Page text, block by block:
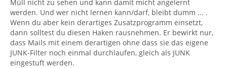
Müll nicht zu sehen und kann damit micht angelernt
werden. Und wer nicht lernen kann/darf, bleibt dumm ... .
Wenn du aber kein derartiges Zusatzprogramm einsetzt,
dann solltest du diesen Haken rausnehmen. Er bewirkt nur,
dass Mails mit einem derartigen ohne dass sie das eigene
JUNK-Filter noch einmal durchlaufen, gleich als JUNK
eingestuft werden.